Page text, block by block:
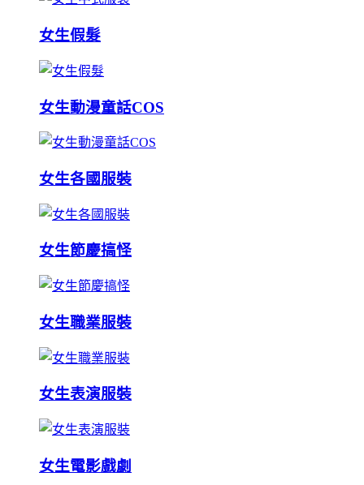
女生假髮
女生動漫童話COS
女生各國服裝
女生節慶搞怪
女生職業服裝
女生表演服裝
女生電影戲劇